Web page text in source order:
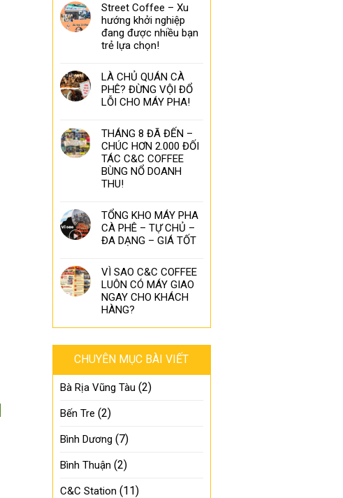
Street Coffee – Xu
hướng khởi nghiệp
đang được nhiều bạn
trẻ lựa chọn!
LÀ CHỦ QUÁN CÀ
PHÊ? ĐỪNG VỘI ĐỔ
LỖI CHO MÁY PHA!
THÁNG 8 ĐÃ ĐẾN –
CHÚC HƠN 2.000 ĐỐI
TÁC C&C COFFEE
BÙNG NỔ DOANH
THU!
TỔNG KHO MÁY PHA
CÀ PHÊ – TỰ CHỦ –
ĐA DẠNG – GIÁ TỐT
VÌ SAO C&C COFFEE
LUÔN CÓ MÁY GIAO
NGAY CHO KHÁCH
HÀNG?
CHUYÊN MỤC BÀI VIẾT
Bà Rịa Vũng Tàu (2)
Bến Tre (2)
Bình Dương (7)
Bình Thuận (2)
C&C Station (11)